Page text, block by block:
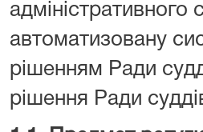
автоматизовану
рішенням Ради
рішення Ради